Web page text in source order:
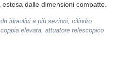
dalle dimensioni compatte.
idraulici a più sezioni, cilindro
elevata, attuatore telescopico